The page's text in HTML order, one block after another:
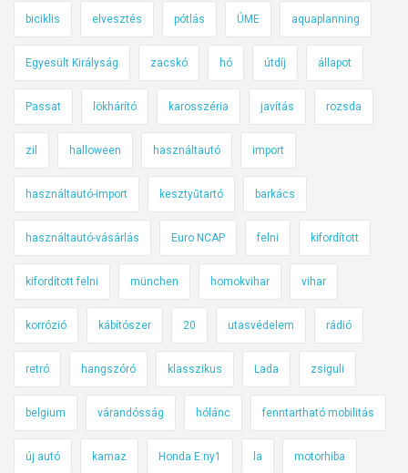
biciklis elvesztés pótlás ÚME aquaplanning
Egyesült Királyság zacskó hó útdíj állapot
Passat lökhárító karosszéria javítás rozsda
zil halloween használtautó import
használtautó-import kesztyűtartó barkács
használtautó-vásárlás Euro NCAP felni kifordított
kifordított felni münchen homokvihar vihar
korrózió kábítószer 20 utasvédelem rádió
retró hangszóró klasszikus Lada zsiguli
belgium várandósság hólánc fenntartható mobilitás
új autó kamaz Honda E:ny1 la motorhiba